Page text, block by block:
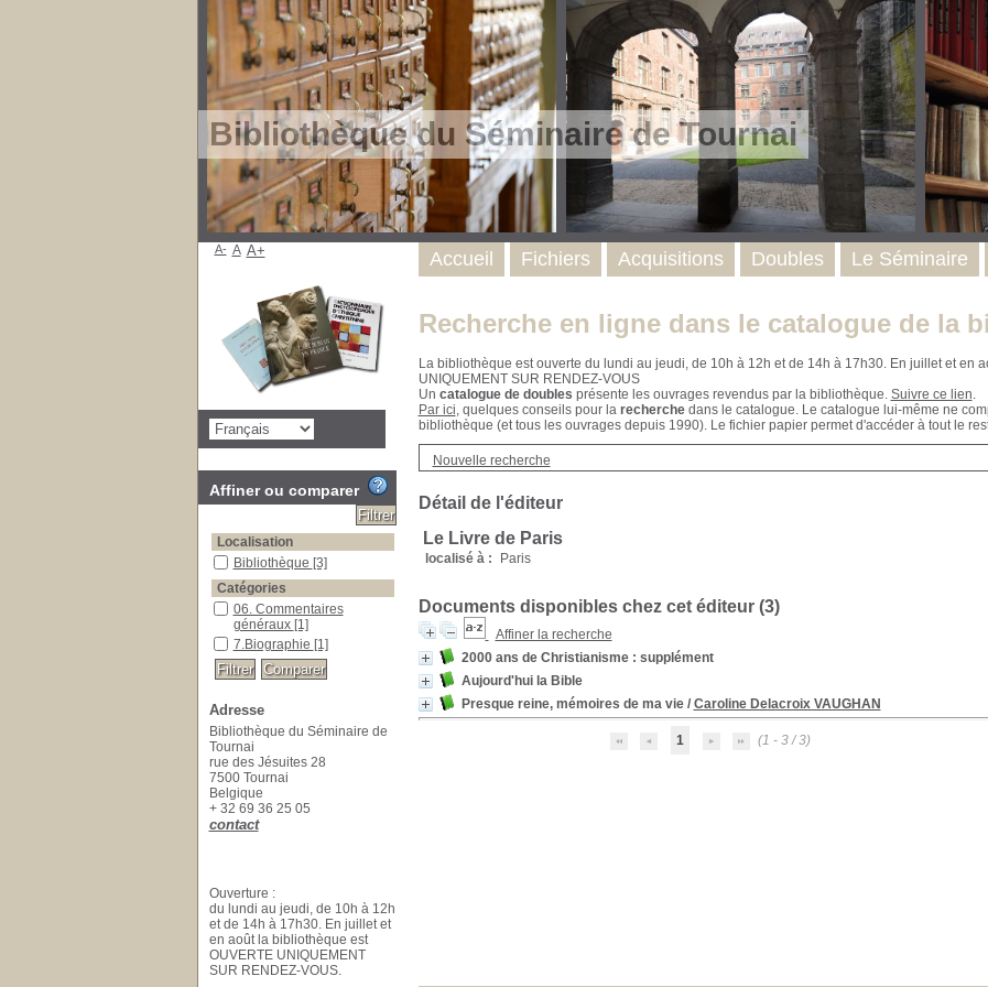
Bibliothèque du Séminaire de Tournai
Recherche en ligne dans le catalogue de la
La bibliothèque est ouverte du lundi au jeudi, de 10h à 12h et de 14h à 17h30. En juillet et en
UNIQUEMENT SUR RENDEZ-VOUS
Un catalogue de doubles présente les ouvrages revendus par la bibliothèque. Suivre ce lien.
Par ici, quelques conseils pour la recherchedans le catalogue. Le catalogue lui-même ne
bibliothèque (et tous les ouvrages depuis 1990). Le fichier papier permet d'accéder à tout le
Nouvelle recherche
Détail de l'éditeur
Le Livre de Paris
localisé à : Paris
Documents disponibles chez cet éditeur (3)
Affiner la recherche
2000 ans de Christianisme : supplément
Aujourd'hui la Bible
Presque reine, mémoires de ma vie/ Caroline Delacroix VAUGHAN
1 (1 - 3 / 3)
Accueil Fichiers Acquisitions Doubles Le Séminaire
A- A A+
Affiner ou comparer
Localisation
Bibliothèque [3]
Catégories
06. Commentaires
généraux [1]
7.Biographie [1]
Adresse
Bibliothèque du Séminaire de
Tournai
rue des Jésuites 28
7500 Tournai
Belgique
+ 32 69 36 25 05
contact
Ouverture :
du lundi au jeudi, de 10h à 12h
et de 14h à 17h30. En juillet et
en août la bibliothèque est
OUVERTE UNIQUEMENT
SUR RENDEZ-VOUS.